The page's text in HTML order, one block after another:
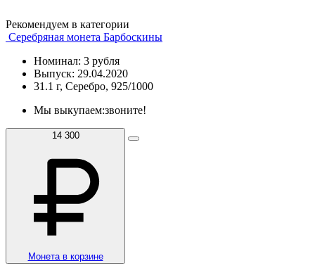
Рекомендуем в категории
Серебряная монета Барбоскины
Номинал: 3 рубля
Выпуск: 29.04.2020
31.1 г, Серебро, 925/1000
Мы выкупаем:звоните!
14 300
Монета в корзине